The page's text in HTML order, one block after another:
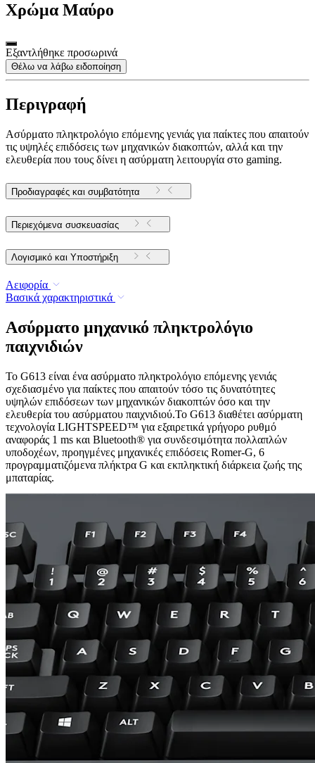
Χρώμα Μαύρο
Εξαντλήθηκε προσωρινά
Θέλω να λάβω ειδοποίηση
Περιγραφή
Ασύρματο πληκτρολόγιο επόμενης γενιάς για παίκτες που απαιτούν
τις υψηλές επιδόσεις των μηχανικών διακοπτών, αλλά και την
ελευθερία που τους δίνει η ασύρματη λειτουργία στο gaming.
Προδιαγραφές και συμβατότητα
Περιεχόμενα συσκευασίας
Λογισμικό και Υποστήριξη
Αειφορία
Βασικά χαρακτηριστικά
Ασύρματο μηχανικό πληκτρολόγιο
παιχνιδιών
Το G613 είναι ένα ασύρματο πληκτρολόγιο επόμενης γενιάς
σχεδιασμένο για παίκτες που απαιτούν τόσο τις δυνατότητες
υψηλών επιδόσεων των μηχανικών διακοπτών όσο και την
ελευθερία του ασύρματου παιχνιδιού.Το G613 διαθέτει ασύρματη
τεχνολογία LIGHTSPEED™ για εξαιρετικά γρήγορο ρυθμό
αναφοράς 1 ms και Bluetooth® για συνδεσιμότητα πολλαπλών
υποδοχέων, προηγμένες μηχανικές επιδόσεις Romer-G, 6
προγραμματιζόμενα πλήκτρα G και εκπληκτική διάρκεια ζωής της
μπαταρίας.